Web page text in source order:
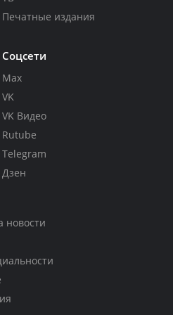
Печатные издания
Соцсети
Max
VK
VK Видео
Rutube
Telegram
Дзен
новости